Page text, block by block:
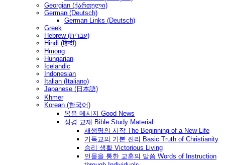
Georgian (ქართული)
German (Deutsch)
German Links (Deutsch)
Greek
Hebrew (עברית)
Hindi (हिन्दी)
Hmong
Hungarian
Icelandic
Indonesian
Italian (Italiano)
Japanese (日本語)
Khmer
Korean (한국어)
복음 메시지 Good News
성경 교재 Bible Study Material
새생명의 시작 The Beginning of a New Life
기독교의 기본 진리 Basic Truth of Christianity
승리 생활 Victorious Living
인물을 통한 교훈의 말씀 Words of Instruction